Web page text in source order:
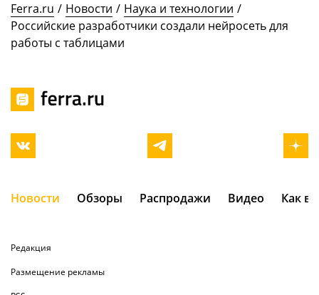
Ferra.ru / Новости / Наука и технологии /
Российские разработчики создали нейросеть для
работы с таблицами
Новости Обзоры Распродажи Видео Как
Редакция
Размещение рекламы